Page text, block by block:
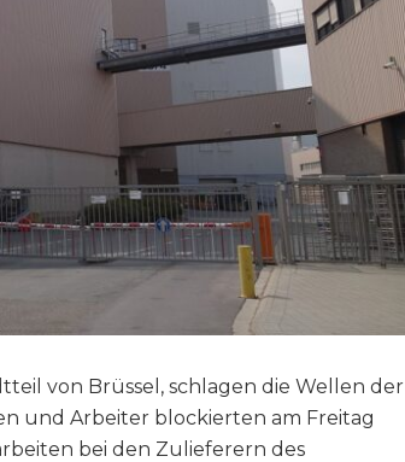
von Brüssel, schlagen die Wellen der
und Arbeiter blockierten am Freitag
bei den Zulieferern des